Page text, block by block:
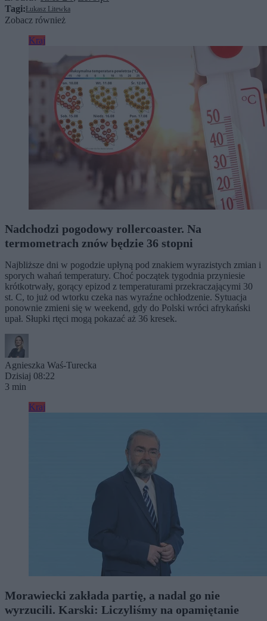
Tagi:Łukasz Litewka
Zobacz również
Kraj
Nadchodzi pogodowy rollercoaster. Na
termometrach znów będzie 36 stopni
Najbliższe dni w pogodzie upłyną pod znakiem wyrazistych zmian i
sporych wahań temperatury. Choć początek tygodnia przyniesie
krótkotrwały, gorący epizod z temperaturami przekraczającymi 30
st. C, to już od wtorku czeka nas wyraźne ochłodzenie. Sytuacja
ponownie zmieni się w weekend, gdy do Polski wróci afrykański
upał. Słupki rtęci mogą pokazać aż 36 kresek.
Agnieszka Waś-Turecka
Dzisiaj 08:22
3 min
Kraj
Morawiecki zakłada partię, a nadal go nie
wyrzucili. Karski: Liczyliśmy na opamiętanie